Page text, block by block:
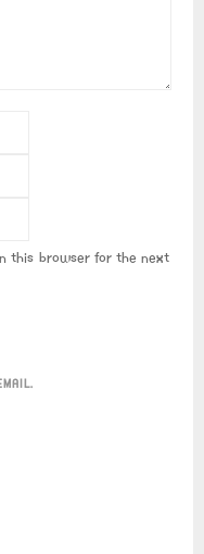
this browser for the next